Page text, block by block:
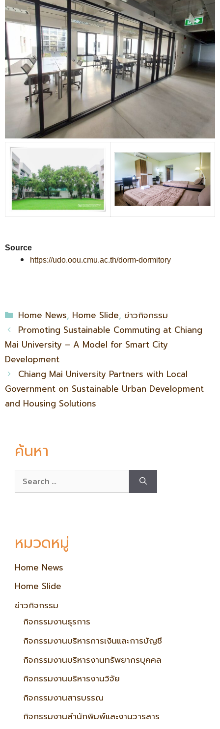
Source
https://udo.oou.cmu.ac.th/dorm-dormitory
Home News, Home Slide, ข่าวกิจกรรม
Promoting Sustainable Commuting at Chiang
Mai University – A Model for Smart City
Development
Chiang Mai University Partners with Local
Government on Sustainable Urban Development
and Housing Solutions
ค้นหา
หมวดหมู่
Home News
Home Slide
ข่าวกิจกรรม
กิจกรรมงานธุรการ
กิจกรรมงานบริหารการเงินและการบัญชี
กิจกรรมงานบริหารงานทรัพยากรบุคคล
กิจกรรมงานบริหารงานวิจัย
กิจกรรมงานสารบรรณ
กิจกรรมงานสำนักพิมพ์และงานวารสาร